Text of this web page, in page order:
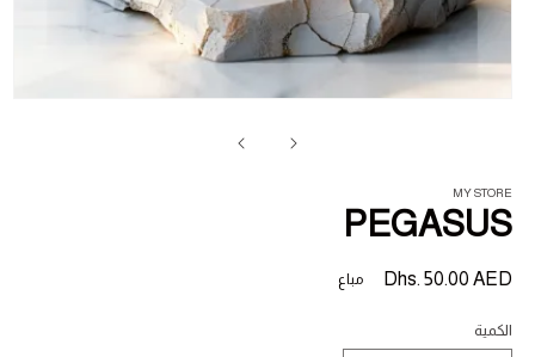
MY STORE
PEGASUS
السعر
Dhs. 50.00 AED مباع
الكمية